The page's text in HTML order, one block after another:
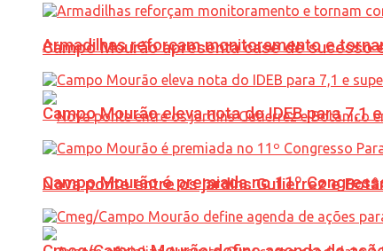
Campo Mourão apresenta case de sucesso
Nova ponte entre os jardins Gutierrez e
Armadilhas reforçam monitoramento e
Campo Mourão eleva nota do IDEB para 7,1
Campo Mourão é premiada no 11º